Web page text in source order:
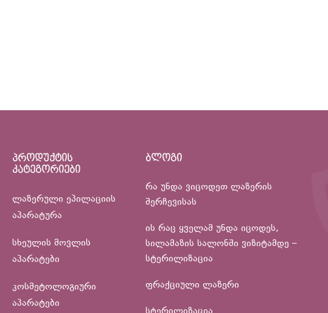
პროდუქტის
კატეგორიები
ლაზერული ეპილაციის
აპარატურა
სხეულის მოვლის
აპარატები
კოსმეტოლოგიური
აპარატები
ბლოგი
რა უნდა ვიცოდეთ ლაზერის
შერჩევისას
ის რაც ყველამ უნდა იცოდეს,
სილამაზის სალონში ვიზიტამდე –
სტერილიზაცია
ფრაქციული ლაზერი